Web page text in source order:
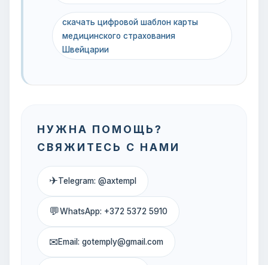
скачать цифровой шаблон карты
медицинского страхования
Швейцарии
НУЖНА ПОМОЩЬ?
СВЯЖИТЕСЬ С НАМИ
✈Telegram: @axtempl
💬WhatsApp: +372 5372 5910
✉Email: gotemply@gmail.com